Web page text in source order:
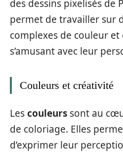
des dessins pixelisés de
permet de travailler sur
complexes de couleur
s’amusant avec leur
Couleurs et créativité
Lescouleurs sont au
de coloriage. Elles
d’exprimer leur